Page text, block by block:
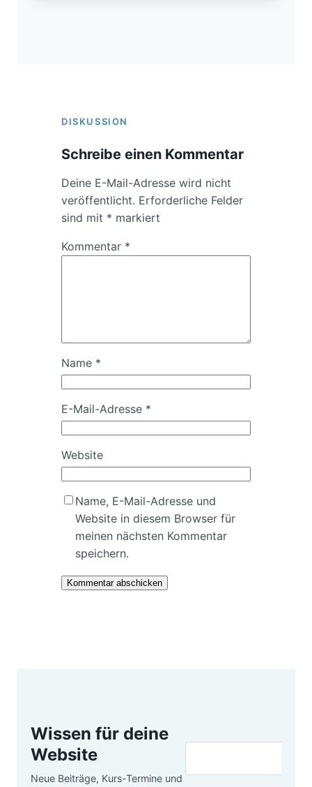
DISKUSSION
Schreibe einen Kommentar
Deine E-Mail-Adresse wird nicht
veröffentlicht. Erforderliche Felder
sind mit * markiert
Kommentar *
Name *
E-Mail-Adresse *
Website
Name, E-Mail-Adresse und
Website in diesem Browser für
meinen nächsten Kommentar
speichern.
Wissen für deine
Website
Neue Beiträge, Kurs-Termine und